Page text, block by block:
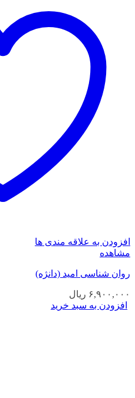
افزودن به علاقه مندی ها
مشاهده
روان شناسی امید (دانژه)
۶,۹۰۰,۰۰۰ ریال
افزودن به سبد خرید